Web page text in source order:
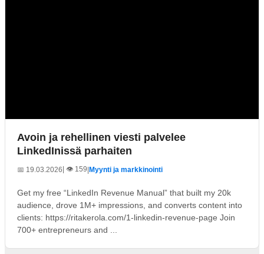
Avoin ja rehellinen viesti palvelee
LinkedInissä parhaiten
📅 19.03.2026| 👁️ 159 Myynti ja markkinointi
Get my free “LinkedIn Revenue Manual” that built my 20k
audience, drove 1M+ impressions, and converts content into
clients: https://ritakerola.com/1-linkedin-revenue-page Join
700+ entrepreneurs and ...